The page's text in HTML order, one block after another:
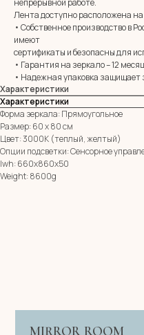
непрерывной работе.
Лента доступно расположена
• Собственное производство в
имеют
сертификаты и безопасны для
• Гарантия на зеркало – 12
• Надежная упаковка защищает
Характеристики
Характеристики
Форма зеркала: Прямоугольное
Размер: 60 х 80 см
Цвет: 3000К (теплый, желтый)
Опции подсветки: Сенсорное
lwh: 660x860x50
Weight: 8600g
E-mail:
Адрес: 350037, г. Краснодар,
х. им. Ленина, ДНТ Виктория,
ул. Казачья, д. 2А
© 2026 ИП Клевцов Е.А.Все права защищены.
персональных данных|Договор оферты
zerkala@ksk23.ru
Остались вопросы?
Оставь заявку и мы с Вами
Имя
Телефон
+7